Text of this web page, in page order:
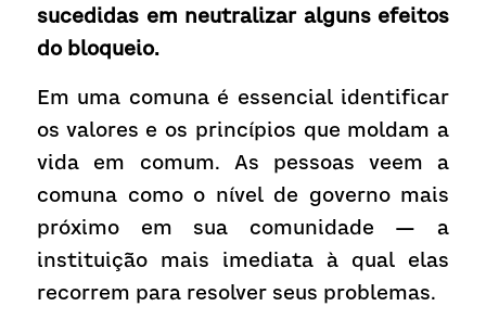
sucedidas em neutralizar alguns efeitos
do bloqueio.
Em uma comuna é essencial identificar
os valores e os princípios que moldam a
vida em comum. As pessoas veem a
comuna como o nível de governo mais
próximo em sua comunidade — a
instituição mais imediata à qual elas
recorrem para resolver seus problemas.